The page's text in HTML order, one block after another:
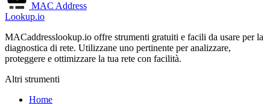
MAC Address
Lookup.io
MACaddresslookup.io offre strumenti gratuiti e facili da usare per la
diagnostica di rete. Utilizzane uno pertinente per analizzare,
proteggere e ottimizzare la tua rete con facilità.
Altri strumenti
Home